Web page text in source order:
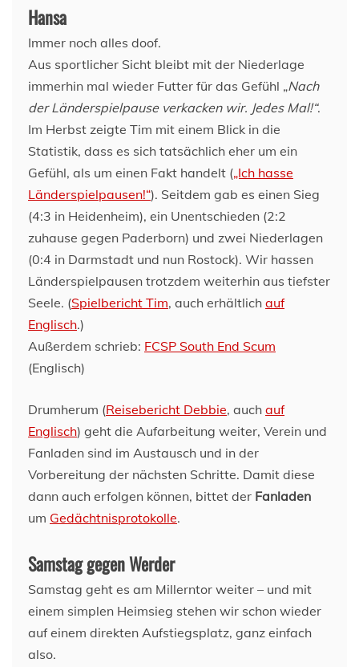
Hansa
Immer noch alles doof.
Aus sportlicher Sicht bleibt mit der Niederlage
immerhin mal wieder Futter für das Gefühl „Nach
der Länderspielpause verkacken wir. Jedes Mal!“.
Im Herbst zeigte Tim mit einem Blick in die
Statistik, dass es sich tatsächlich eher um ein
Gefühl, als um einen Fakt handelt („Ich hasse
Länderspielpausen!“). Seitdem gab es einen Sieg
(4:3 in Heidenheim), ein Unentschieden (2:2
zuhause gegen Paderborn) und zwei Niederlagen
(0:4 in Darmstadt und nun Rostock). Wir hassen
Länderspielpausen trotzdem weiterhin aus tiefster
Seele. (Spielbericht Tim, auch erhältlich auf
Englisch.)
Außerdem schrieb: FCSP South End Scum
(Englisch)
Drumherum (Reisebericht Debbie, auch auf
Englisch) geht die Aufarbeitung weiter, Verein und
Fanladen sind im Austausch und in der
Vorbereitung der nächsten Schritte. Damit diese
dann auch erfolgen können, bittet der Fanladen
um Gedächtnisprotokolle.
Samstag gegen Werder
Samstag geht es am Millerntor weiter – und mit
einem simplen Heimsieg stehen wir schon wieder
auf einem direkten Aufstiegsplatz, ganz einfach
also.